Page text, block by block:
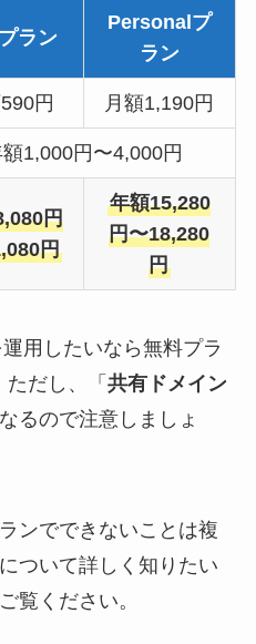
ラン
Personalプ
ラン
円 月額1,190円
1,000円〜4,000円
円
円
年額15,280
円〜18,280
円
用したいなら無料プラ
だし、「 共有ドメイン
るので注意しましょ
ンでできないことは複
ついて詳しく知りたい
覧ください。